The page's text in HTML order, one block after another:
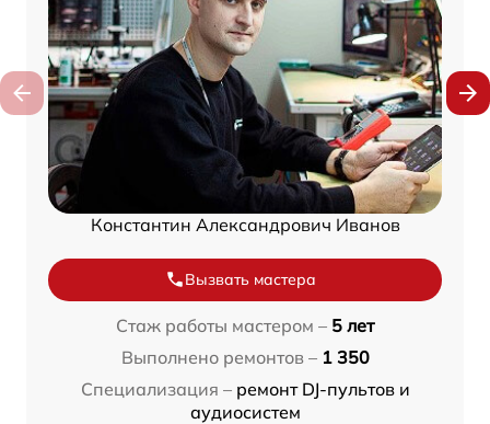
Константин Александрович Иванов
Вызвать мастера
Стаж работы мастером – 5 лет
Выполнено ремонтов – 1 350
Специализация – ремонт DJ-пультов и
аудиосистем